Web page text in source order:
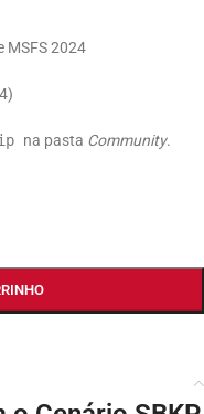
MSFS 2024
na pasta Community.